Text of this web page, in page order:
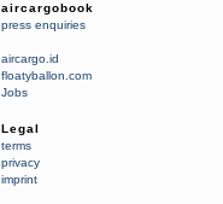
aircargobook
press enquiries
aircargo.id
floatyballon.com
Jobs
Legal
terms
privacy
imprint